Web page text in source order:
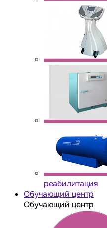
реабилитация
Обучающий центр
Обучающий центр